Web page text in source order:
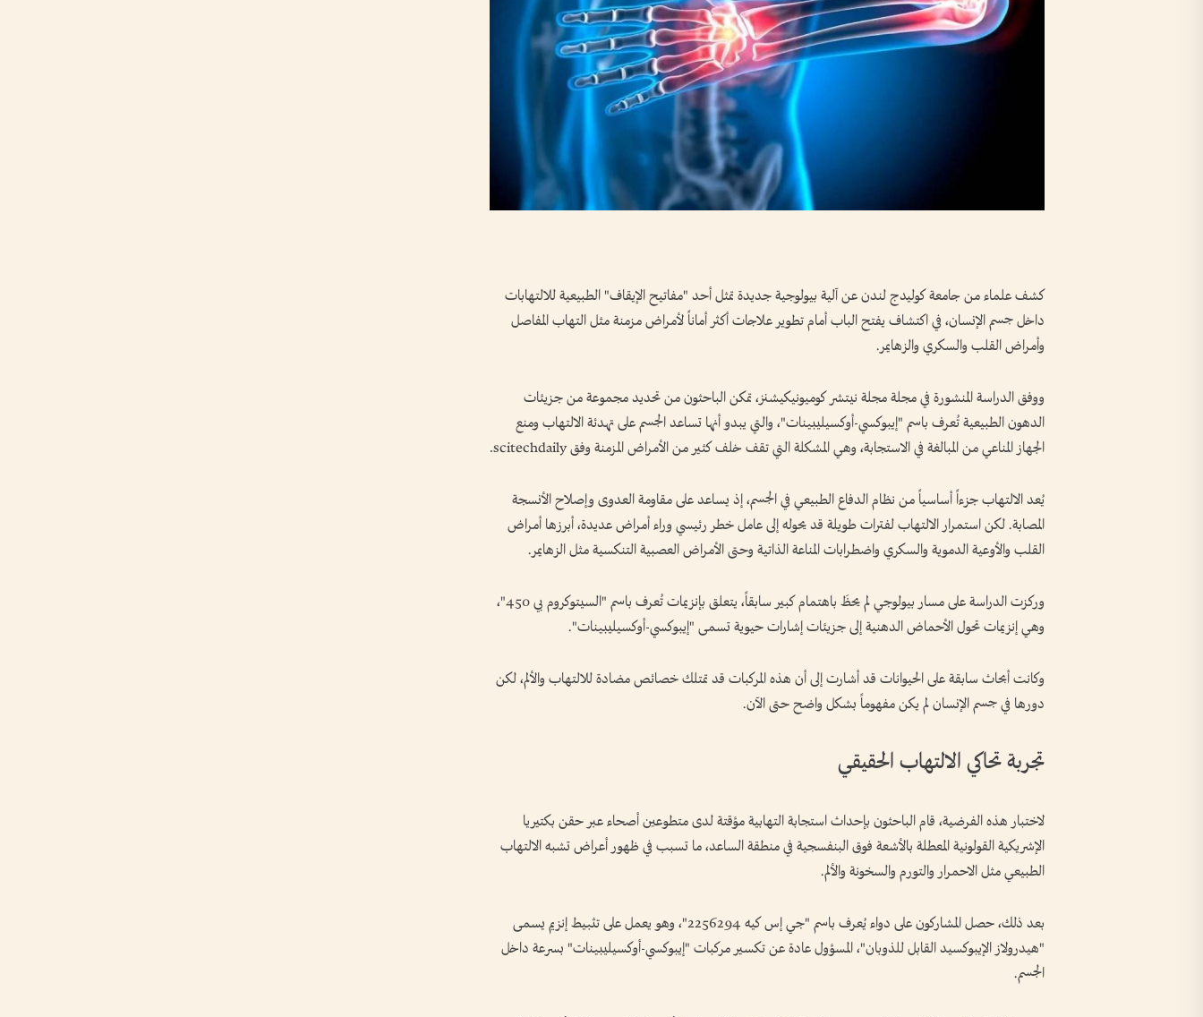
كشف علماء من جامعة كوليدج لندن عن آلية بيولوجية جديدة تمثل أحد "مفاتيح الإيقاف" الطبيعية للالتهابات
داخل جسم الإنسان، في اكتشاف يفتح الباب أمام تطوير علاجات أكثر أماناً لأمراض مزمنة مثل التهاب المفاصل
وأمراض القلب والسكري والزهايمر.
ووفق الدراسة المنشورة في مجلة مجلة نيتشر كوميونيكيشنز، تمكن الباحثون من تحديد مجموعة من جزيئات
الدهون الطبيعية تُعرف باسم "إيبوكسي-أوكسيليبينات"، والتي يبدو أنها تساعد الجسم على تهدئة الالتهاب ومنع
الجهاز المناعي من المبالغة في الاستجابة، وهي المشكلة التي تقف خلف كثير من الأمراض المزمنة وفق scitechdaily.
يُعد الالتهاب جزءاً أساسياً من نظام الدفاع الطبيعي في الجسم، إذ يساعد على مقاومة العدوى وإصلاح الأنسجة
المصابة. لكن استمرار الالتهاب لفترات طويلة قد يحوله إلى عامل خطر رئيسي وراء أمراض عديدة، أبرزها أمراض
القلب والأوعية الدموية والسكري واضطرابات المناعة الذاتية وحتى الأمراض العصبية التنكسية مثل الزهايمر.
وركزت الدراسة على مسار بيولوجي لم يحظَ باهتمام كبير سابقاً، يتعلق بإنزيمات تُعرف باسم "السيتوكروم بي 450"،
وهي إنزيمات تحول الأحماض الدهنية إلى جزيئات إشارات حيوية تسمى "إيبوكسي-أوكسيليبينات".
وكانت أبحاث سابقة على الحيوانات قد أشارت إلى أن هذه المركبات قد تمتلك خصائص مضادة للالتهاب والألم، لكن
دورها في جسم الإنسان لم يكن مفهوماً بشكل واضح حتى الآن.
تجربة تحاكي الالتهاب الحقيقي
لاختبار هذه الفرضية، قام الباحثون بإحداث استجابة التهابية مؤقتة لدى متطوعين أصحاء عبر حقن بكتيريا
الإشريكية القولونية المعطلة بالأشعة فوق البنفسجية في منطقة الساعد، ما تسبب في ظهور أعراض تشبه الالتهاب
الطبيعي مثل الاحمرار والتورم والسخونة والألم.
بعد ذلك، حصل المشاركون على دواء يُعرف باسم "جي إس كيه 2256294"، وهو يعمل على تثبيط إنزيم يسمى
"هيدرولاز الإيبوكسيد القابل للذوبان"، المسؤول عادة عن تكسير مركبات "إيبوكسي-أوكسيليبينات" بسرعة داخل
الجسم.